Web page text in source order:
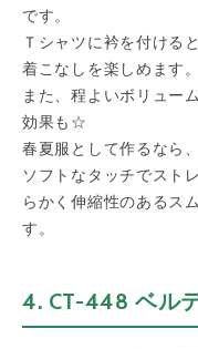
です。
Ｔシャツに衿を付ける
着こなしを楽しめます。
また、程よいボリュー
効果も☆
春夏服として作るなら
ソフトなタッチでスト
らかく伸縮性のあるス
す。
4. CT-448 ベル